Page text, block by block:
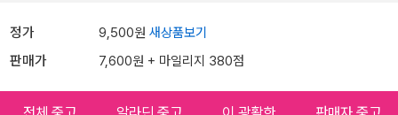
정가 9,500원 새상품보기
판매가 7,600원 + 마일리지 380점